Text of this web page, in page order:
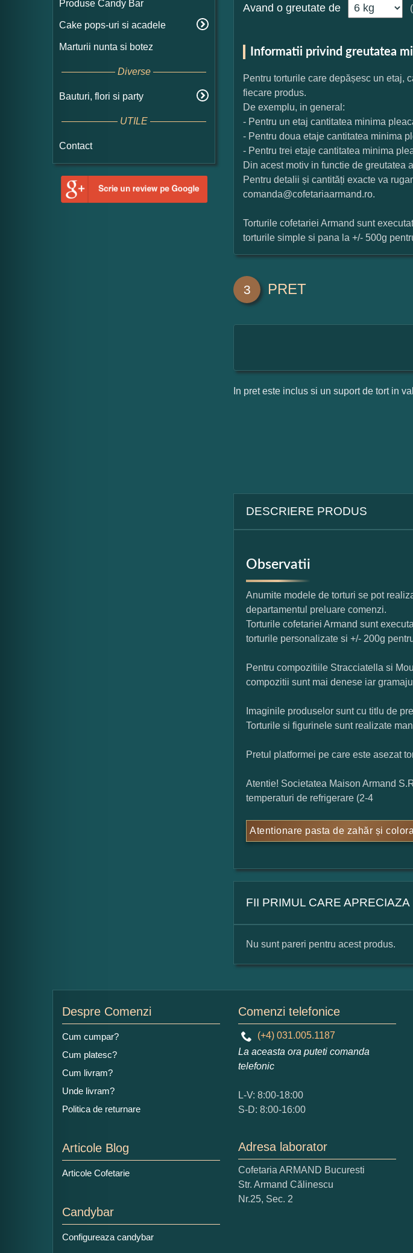
Produse Candy Bar
Cake pops-uri si acadele
Marturii nunta si botez
Diverse
Bauturi, flori si party
UTILE
Contact
Avand o greutate de (
Informatii privind greutatea
Pentru torturile care depășesc un etaj,
fiecare produs.
De exemplu, in general:
- Pentru un etaj cantitatea minima
- Pentru doua etaje cantitatea minima
- Pentru trei etaje cantitatea minima
Din acest motiv in functie de greutatea
Pentru detalii și cantități exacte va
comanda@cofetariaarmand.ro.
Torturile cofetariei Armand sunt
torturile simple si pana la +/- 500g
3 PRET
In pret este inclus si un suport de tort in
DESCRIERE PRODUS
Observatii
Anumite modele de torturi se pot
departamentul preluare comenzi.
Torturile cofetariei Armand sunt
torturile personalizate si +/- 200g
Pentru compozitiile Stracciatella si
compozitii sunt mai denese iar
Imaginile produselor sunt cu titlu de
Torturile si figurinele sunt realizate
Pretul platformei pe care este asezat
Atentie! Societatea Maison Armand
temperaturi de refrigerare (2-4
Atentionare pasta de zahăr și
FII PRIMUL CARE
Numele dumneavoastra:
Adaugati o parere despre acest
Ce nota acordati acestui produs?
1 2 3 4
Nu tocmai bun
Nu sunt pareri pentru acest produs.
Despre Comenzi
Cum cumpar?
Cum platesc?
Cum livram?
Unde livram?
Politica de returnare
Articole Blog
Articole Cofetarie
Candybar
Configureaza candybar
Comenzi telefonice
(+4) 031.005.1187
La aceasta ora puteti comanda
telefonic
L-V: 8:00-18:00
S-D: 8:00-16:00
Adresa laborator
Cofetaria ARMAND Bucuresti
Str. Armand Călinescu
Nr.25, Sec. 2